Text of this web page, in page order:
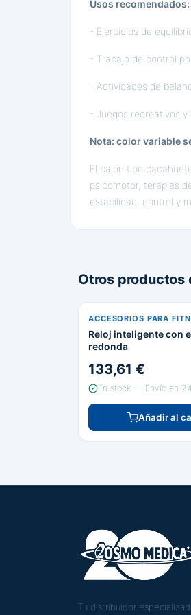
Usos recomendados:
- Ejercicios de
- Trabajo de control
- Actividades de
- Juegos recreativos y
Nota: color variable
El balón tipo
psicomotor, terapias
estabilidad, control y
Otros productos
ACCESORIOS PARA
Reloj inteligente con
redonda
133,61 €
En stock — Envío en
Añadir al
Tu distribuidor